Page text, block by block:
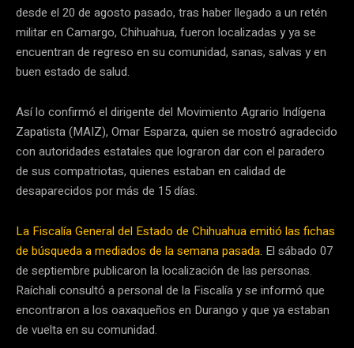
desde el 20 de agosto pasado, tras haber llegado a un retén
militar en Camargo, Chihuahua, fueron localizadas y ya se
encuentran de regreso en su comunidad, sanas, salvas y en
buen estado de salud.
Así lo confirmó el dirigente del Movimiento Agrario Indígena
Zapatista (MAIZ), Omar Esparza, quien se mostró agradecido
con autoridades estatales que lograron dar con el paradero
de sus compatriotas, quienes estaban en calidad de
desaparecidos por más de 15 días.
La Fiscalía General del Estado de Chihuahua emitió las fichas
de búsqueda a mediados de la semana pasada. El sábado 07
de septiembre publicaron la localización de las personas.
Raíchali consultó a personal de la Fiscalía y se informó que
encontraron a los oaxaqueños en Durango y que ya estaban
de vuelta en su comunidad.